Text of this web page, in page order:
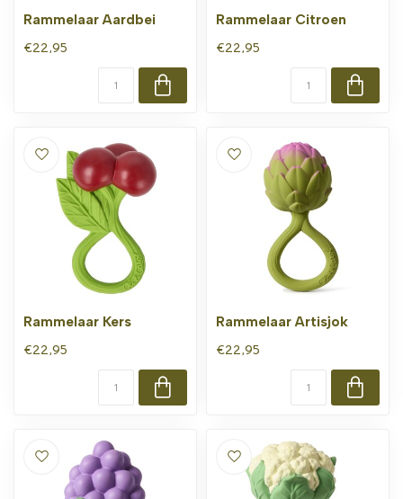
Rammelaar Aardbei
€22,95
Rammelaar Citroen
€22,95
Rammelaar Kers
€22,95
Rammelaar Artisjok
€22,95